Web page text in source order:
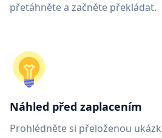
přetáhněte a začněte překládat.
Náhled před zaplacením
Prohlédněte si přeloženou